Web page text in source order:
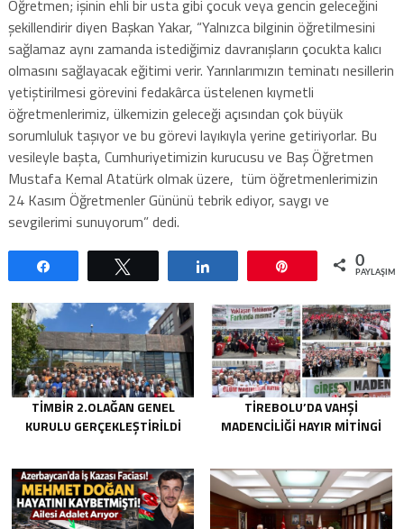
Öğretmen; işinin ehli bir usta gibi çocuk veya gencin geleceğini
şekillendirir diyen Başkan Yakar, “Yalnızca bilginin öğretilmesini
sağlamaz aynı zamanda istediğimiz davranışların çocukta kalıcı
olmasını sağlayacak eğitimi verir. Yarınlarımızın teminatı nesillerin
yetiştirilmesi görevini fedakârca üstelenen kıymetli
öğretmenlerimiz, ülkemizin geleceği açısından çok büyük
sorumluluk taşıyor ve bu görevi layıkıyla yerine getiriyorlar. Bu
vesileyle başta, Cumhuriyetimizin kurucusu ve Baş Öğretmen
Mustafa Kemal Atatürk olmak üzere, tüm öğretmenlerimizin
24 Kasım Öğretmenler Gününü tebrik ediyor, saygı ve
sevgilerimi sunuyorum” dedi.
0
TİMBİR 2.OLAĞAN GENEL
KURULU GERÇEKLEŞTIRILDI
TIREBOLU’DA VAHŞI
MADENCILIĞI HAYIR MITINGI